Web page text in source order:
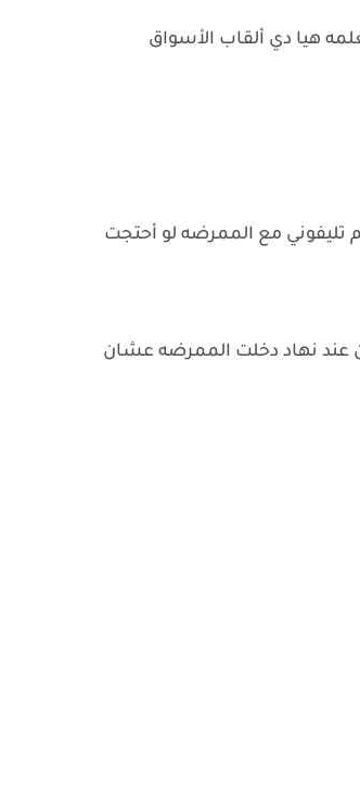
هيا دي ألقاب الأسواق
تليفوني مع الممرضه لو أحتجت
عند نهاد دخلت الممرضه عشان